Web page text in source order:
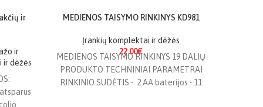
ir
ir
ir dėžės
NĖRA
MEDIENOS TAISYMO RINKINYS KD981
Įrankių komplektai ir dėžės
22.00€
MEDIENOS TAISYMO RINKINYS 19 DALIŲ
PRODUKTO TECHNINIAI PARAMETRAI
RINKINIO SUDĖTIS • 2 AA baterijos • 11